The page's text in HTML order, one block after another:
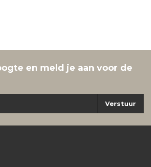
en meld je aan voor de
Verstuur